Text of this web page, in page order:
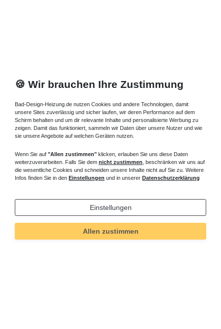
Technisches
Merkmal
Wert
Art.-ID 5182
🍪 Wir brauchen Ihre Zustimmung
Bad-Design-Heizung.de nutzen Cookies und andere Technologien, damit
unsere Sites zuverlässig und sicher laufen, wir deren Performance auf dem
Schirm behalten und um dir relevante Inhalte und personalisierte Werbung zu
zeigen. Damit das funktioniert, sammeln wir Daten über unsere Nutzer und wie
sie unsere Angebote auf welchen Geräten nutzen.
Wenn Sie auf "Allen zustimmen" klicken, erlauben Sie uns diese Daten
weiterzuverarbeiten. Falls Sie dem nicht zustimmen , beschränken wir uns auf
die wesentliche Cookies und schneiden unsere Inhalte nicht auf Sie zu. Weitere
Infos finden Sie in den Einstellungen und in unserer Datenschutzerklärung
Einstellungen
Allen zustimmen